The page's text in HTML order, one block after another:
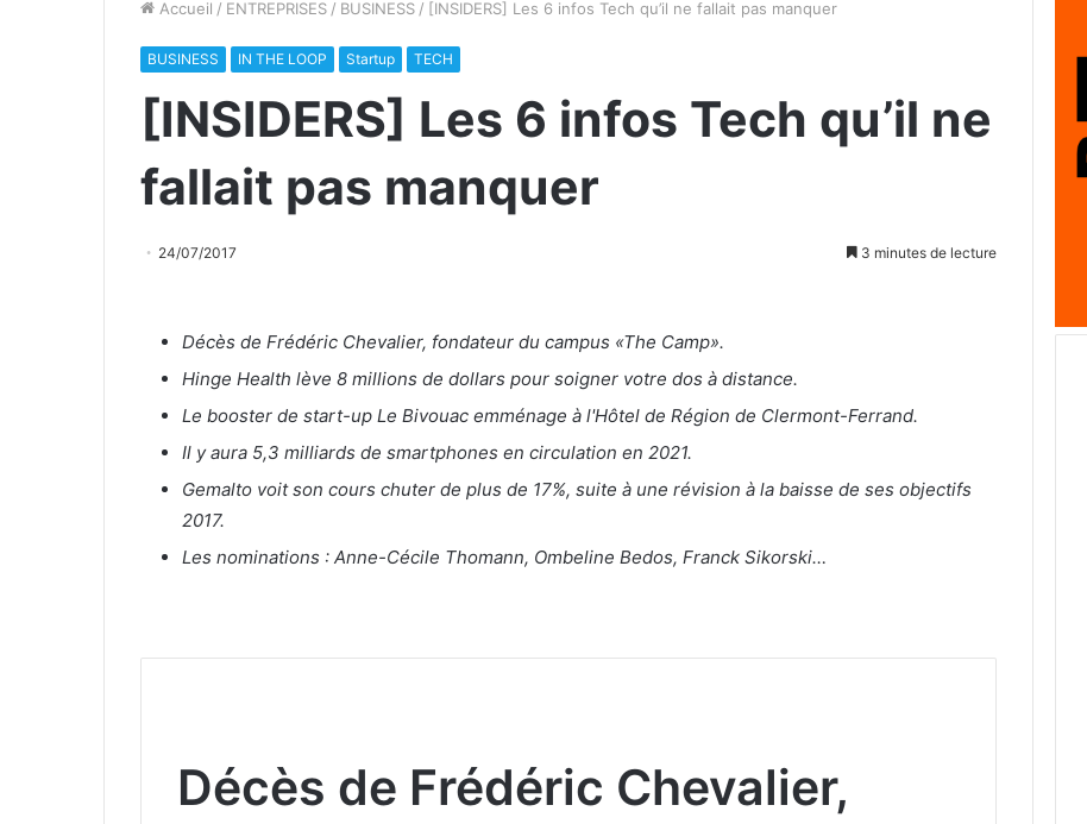
Accueil / ENTREPRISES / BUSINESS / [INSIDERS] Les 6 infos Tech qu’il ne fallait pas manquer
BUSINESS IN THE LOOP Startup TECH
[INSIDERS] Les 6 infos Tech qu’il ne
fallait pas manquer
24/07/2017 3 minutes de lecture
Décès de Frédéric Chevalier, fondateur du campus «The Camp».
Hinge Health lève 8 millions de dollars pour soigner votre dos à distance.
Le booster de start-up Le Bivouac emménage à l'Hôtel de Région de Clermont-Ferrand.
Il y aura 5,3 milliards de smartphones en circulation en 2021.
Gemalto voit son cours chuter de plus de 17%, suite à une révision à la baisse de ses objectifs
2017.
Les nominations : Anne-Cécile Thomann, Ombeline Bedos, Franck Sikorski…
Décès de Frédéric Chevalier,